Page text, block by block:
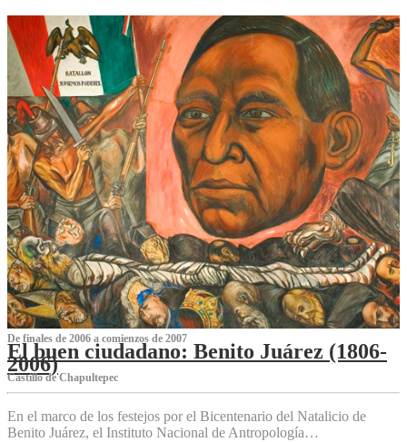
De finales de 2006 a comienzos de 2007
El buen ciudadano: Benito Juárez (1806-
2006)
Castillo de Chapultepec
En el marco de los festejos por el Bicentenario del Natalicio de
Benito Juárez, el Instituto Nacional de Antropología…